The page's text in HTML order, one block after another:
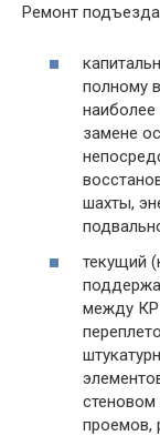
Ремонт
полному
замене
шахты,
текущий
между КР
стеновом
проемов,